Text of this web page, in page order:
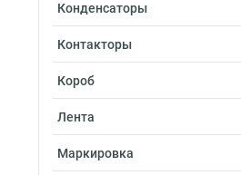
Конденсаторы
Контакторы
Короб
Лента
Маркировка